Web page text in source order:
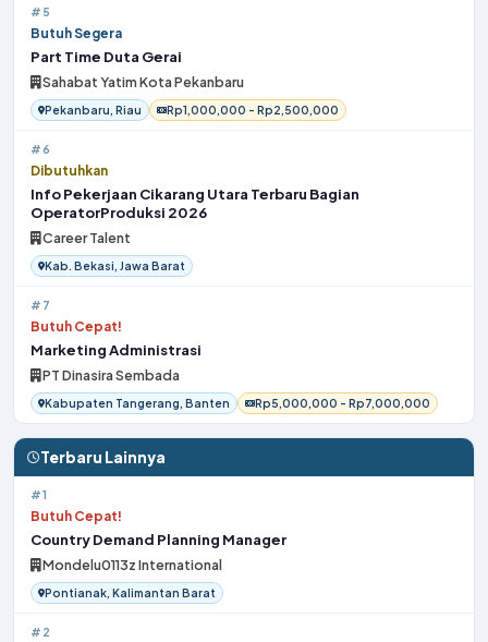
#5
Butuh Segera
Part Time Duta Gerai
Sahabat Yatim Kota Pekanbaru
Pekanbaru, Riau Rp1,000,000 - Rp2,500,000
#6
Dibutuhkan
Info Pekerjaan Cikarang Utara Terbaru Bagian
OperatorProduksi 2026
Career Talent
Kab. Bekasi, Jawa Barat
#7
Butuh Cepat!
Marketing Administrasi
PT Dinasira Sembada
Kabupaten Tangerang, Banten Rp5,000,000 - Rp7,000,000
Terbaru Lainnya
#1
Butuh Cepat!
Country Demand Planning Manager
Mondelu0113z International
Pontianak, Kalimantan Barat
#2